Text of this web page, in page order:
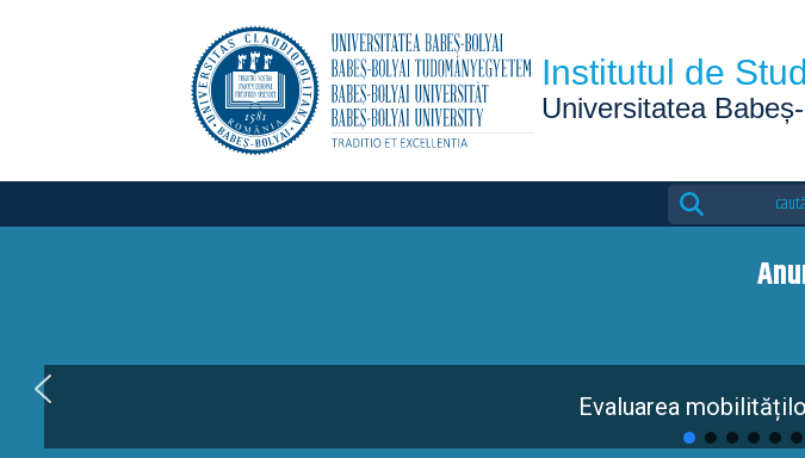
Institutul de
Universitatea
Search
for:
Evaluarea